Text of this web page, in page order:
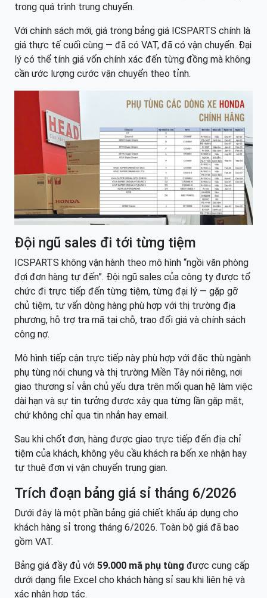
trong quá trình trung chuyển.
Với chính sách mới, giá trong bảng giá ICSPARTS chính là
giá thực tế cuối cùng — đã có VAT, đã có vận chuyển. Đại
lý có thể tính giá vốn chính xác đến từng đồng mà không
cần ước lượng cước vận chuyển theo tỉnh.
Đội ngũ sales đi tới từng tiệm
ICSPARTS không vận hành theo mô hình “ngồi văn phòng
đợi đơn hàng tự đến”. Đội ngũ sales của công ty được tổ
chức đi trực tiếp đến từng tiệm, từng đại lý — gặp gỡ
chủ tiệm, tư vấn dòng hàng phù hợp với thị trường địa
phương, hỗ trợ tra mã tại chỗ, trao đổi giá và chính sách
công nợ.
Mô hình tiếp cận trực tiếp này phù hợp với đặc thù ngành
phụ tùng nói chung và thị trường Miền Tây nói riêng, nơi
giao thương sỉ vẫn chủ yếu dựa trên mối quan hệ làm việc
dài hạn và sự tin tưởng được xây qua từng lần gặp mặt,
chứ không chỉ qua tin nhắn hay email.
Sau khi chốt đơn, hàng được giao trực tiếp đến địa chỉ
tiệm của khách, không yêu cầu khách ra bến xe nhận hay
tự thuê đơn vị vận chuyển trung gian.
Trích đoạn bảng giá sỉ tháng 6/2026
Dưới đây là một phần bảng giá chiết khấu áp dụng cho
khách hàng sỉ trong tháng 6/2026. Toàn bộ giá đã bao
gồm VAT.
Bảng giá đầy đủ với 59.000 mã phụ tùng được cung cấp
dưới dạng file Excel cho khách hàng sỉ sau khi liên hệ và
xác nhận hợp tác.